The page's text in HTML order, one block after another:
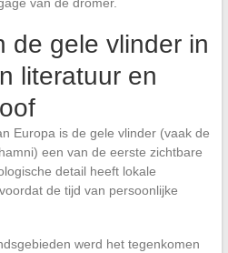
van de dromer.
de gele vlinder in
literatuur en
Europa is de gele vlinder (vaak de
een van de eerste zichtbare
detail heeft lokale
de tijd van persoonlijke
werd het tegenkomen